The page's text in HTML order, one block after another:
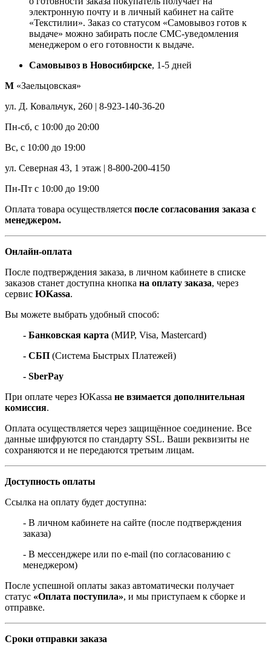
электронную почту и в личный кабинет на сайте
«Текстилии». Заказ со статусом «Самовывоз готов к
выдаче» можно забирать после СМС-уведомления
менеджером о его готовности к выдаче.
Самовывоз в Новосибирске, 1-5 дней
М «Заельцовская»
ул. Д. Ковальчук, 260 | 8-923-140-36-20
Пн-сб, с 10:00 до 20:00
Вс, с 10:00 до 19:00
ул. Северная 43, 1 этаж | 8-800-200-4150
Пн-Пт с 10:00 до 19:00
Оплата товара осуществляется после согласования заказа с
менеджером.
Онлайн-оплата
После подтверждения заказа, в личном кабинете в списке
заказов станет доступна кнопка на оплату заказа, через
сервис ЮKassa.
Вы можете выбрать удобный способ:
- Банковская карта (МИР, Visa, Mastercard)
- СБП (Система Быстрых Платежей)
- SberPay
При оплате через ЮKassa не взимается дополнительная
комиссия.
Оплата осуществляется через защищённое соединение. Все
данные шифруются по стандарту SSL. Ваши реквизиты не
сохраняются и не передаются третьим лицам.
Доступность оплаты
Ссылка на оплату будет доступна:
- В личном кабинете на сайте (после подтверждения
заказа)
- В мессенджере или по e-mail (по согласованию с
менеджером)
После успешной оплаты заказ автоматически получает
статус «Оплата поступила», и мы приступаем к сборке и
отправке.
Сроки отправки заказа